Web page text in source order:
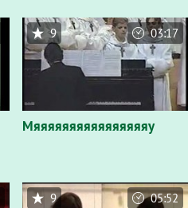
Мяяяяяяяяяяяяяяяяу
9 03:17
9 05:52